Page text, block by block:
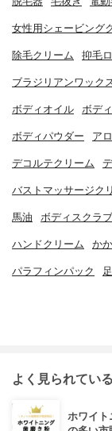
女性用シェービング
除毛クリーム 抑毛
ブラジリアンワック
ボディオイル ボデ
ボディパウダー ア
デコルテクリーム
バストマッサージク
馬油 ボディスクラブ
ハンドクリーム か
パラフィンパック
よく見られてい
ホワイト